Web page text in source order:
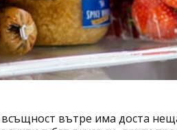
вътре има доста